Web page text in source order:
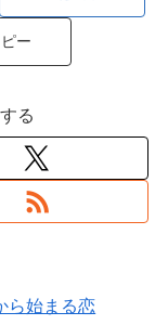
ー
る
ら始まる恋